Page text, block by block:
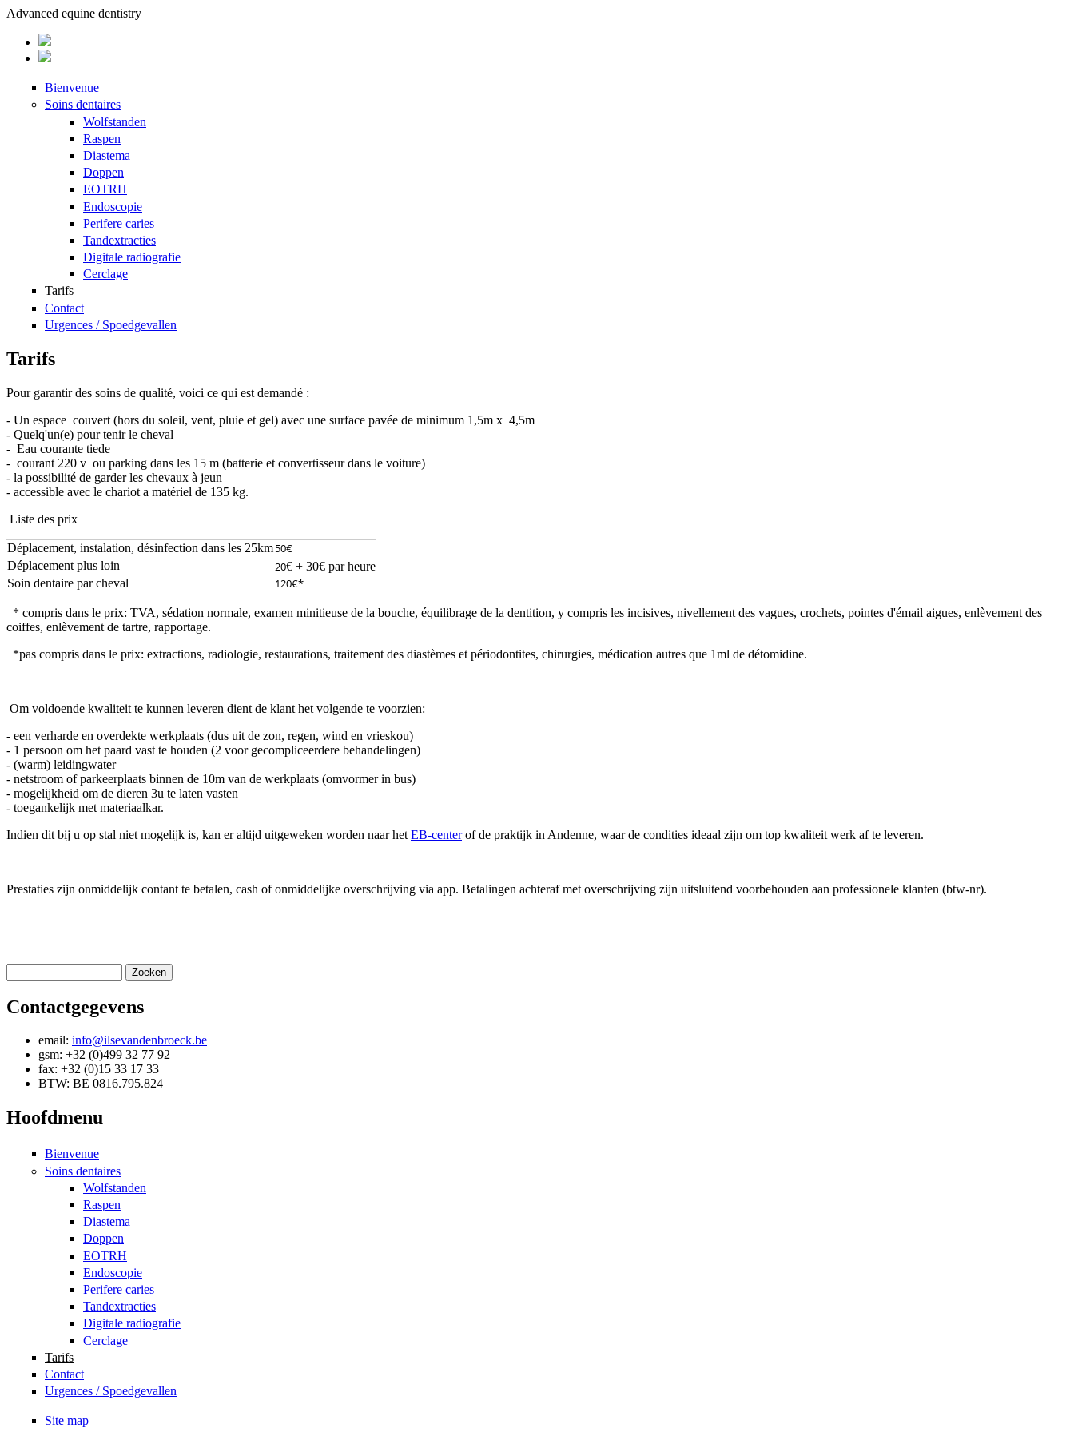
Advanced equine dentistry
Bienvenue
Soins dentaires
Wolfstanden
Raspen
Diastema
Doppen
EOTRH
Endoscopie
Perifere caries
Tandextracties
Digitale radiografie
Cerclage
Tarifs
Contact
Urgences / Spoedgevallen
Tarifs
Pour garantir des soins de qualité, voici ce qui est demandé :
- Un espace couvert (hors du soleil, vent, pluie et gel) avec une surface pavée de minimum 1,5m x 4,5m
- Quelq'un(e) pour tenir le cheval
- Eau courante tiede
- courant 220 v ou parking dans les 15 m (batterie et convertisseur dans le voiture)
- la possibilité de garder les chevaux à jeun
- accessible avec le chariot a matériel de 135 kg.
Liste des prix
Déplacement, instalation, désinfection dans les 25km50€
Déplacement plus loin 20€ + 30€ par heure
Soin dentaire par cheval
120€*
* compris dans le prix: TVA, sédation normale, examen minitieuse de la bouche, équilibrage de la dentition, y compris les incisives, nivellement des vagues, crochets, pointes d'émail aigues, enlèvement des
coiffes, enlèvement de tartre, rapportage.
*pas compris dans le prix: extractions, radiologie, restaurations, traitement des diastèmes et périodontites, chirurgies, médication autres que 1ml de détomidine.
Om voldoende kwaliteit te kunnen leveren dient de klant het volgende te voorzien:
- een verharde en overdekte werkplaats (dus uit de zon, regen, wind en vrieskou)
- 1 persoon om het paard vast te houden (2 voor gecompliceerdere behandelingen)
- (warm) leidingwater
- netstroom of parkeerplaats binnen de 10m van de werkplaats (omvormer in bus)
- mogelijkheid om de dieren 3u te laten vasten
- toegankelijk met materiaalkar.
Indien dit bij u op stal niet mogelijk is, kan er altijd uitgeweken worden naar het EB-centerof de praktijk in Andenne, waar de condities ideaal zijn om top kwaliteit werk af te leveren.
Prestaties zijn onmiddelijk contant te betalen, cash of onmiddelijke overschrijving via app. Betalingen achteraf met overschrijving zijn uitsluitend voorbehouden aan professionele klanten (btw-nr).
Contactgegevens
email: info@ilsevandenbroeck.be
gsm: +32 (0)499 32 77 92
fax: +32 (0)15 33 17 33
BTW: BE 0816.795.824
Hoofdmenu
Bienvenue
Soins dentaires
Wolfstanden
Raspen
Diastema
Doppen
EOTRH
Endoscopie
Perifere caries
Tandextracties
Digitale radiografie
Cerclage
Tarifs
Contact
Urgences / Spoedgevallen
Site map